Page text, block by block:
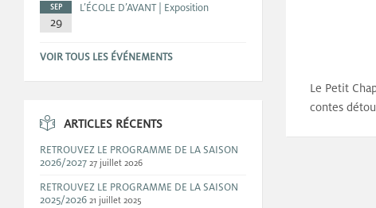
Le Petit
contes
SEP
29
L’ÉCOLE D’AVANT | Exposition
VOIR TOUS LES ÉVÉNEMENTS
ARTICLES RÉCENTS
RETROUVEZ LE PROGRAMME DE LA SAISON
2026/2027 27 juillet 2026
RETROUVEZ LE PROGRAMME DE LA SAISON
2025/2026 21 juillet 2025